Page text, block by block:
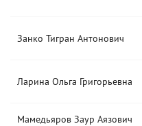
Занко Тигран Антонович
Ларина Ольга Григорьевна
Мамедьяров Заур Аязович